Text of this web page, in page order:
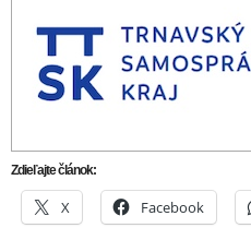
Zdieľajte článok:
X Facebook